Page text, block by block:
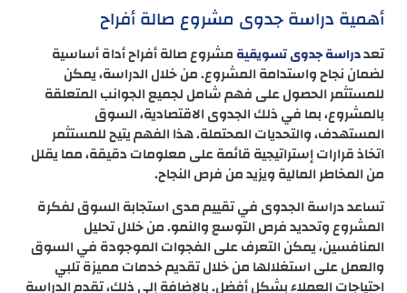
أهمية دراسة جدوى مشروع صالة أفراح
تعددراسة جدوى تسويقيةمشروع صالة أفراح أداة أساسية
لضمان نجاح واستدامة المشروع. من خلال الدراسة، يمكن
للمستثمر الحصول على فهم شامل لجميع الجوانب المتعلقة
بالمشروع، بما في ذلك الجدوى الاقتصادية، السوق
المستهدف، والتحديات المحتملة. هذا الفهم يتيح للمستثمر
اتخاذ قرارات إستراتيجية قائمة على معلومات دقيقة، مما يقلل
من المخاطر المالية ويزيد من فرص النجاح.
تساعد دراسة الجدوى في تقييم مدى استجابة السوق لفكرة
المشروع وتحديد فرص التوسع والنمو. من خلال تحليل
المنافسين، يمكن التعرف على الفجوات الموجودة في السوق
والعمل على استغلالها من خلال تقديم خدمات مميزة تلبي
احتياجات العملاء بشكل أفضل. بالإضافة إلى ذلك، تقدم الدراسة